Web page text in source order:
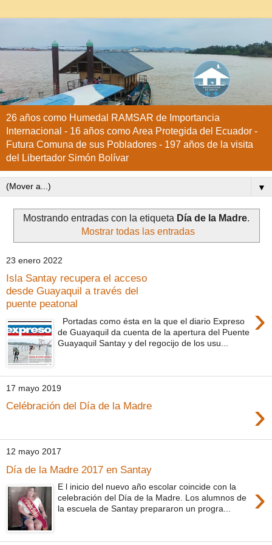
26 años como Humedal RAMSAR de Importancia
Internacional - 16 años como Area Protegida del Ecuador -
Futura Comuna de sus Pobladores - 197 años de la visita
del Libertador Simón Bolívar
▼
Mostrando entradas con la etiqueta Día de la Madre.
Mostrar todas las entradas
23 enero 2022
Isla Santay recupera el acceso
desde Guayaquil a través del
puente peatonal
›
Portadas como ésta en la que el diario Expreso
de Guayaquil da cuenta de la apertura del Puente
Guayaquil Santay y del regocijo de los usu...
17 mayo 2019
Celébración del Día de la Madre ›
12 mayo 2017
Día de la Madre 2017 en Santay
›
E l inicio del nuevo año escolar coincide con la
celebración del Día de la Madre. Los alumnos de
la escuela de Santay prepararon un progra...